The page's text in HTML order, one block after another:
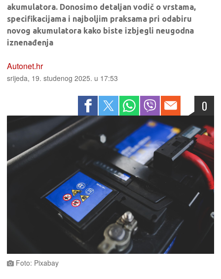
akumulatora. Donosimo detaljan vodič o vrstama,
specifikacijama i najboljim praksama pri odabiru
novog akumulatora kako biste izbjegli neugodna
iznenađenja
Autonet.hr
srijeda, 19. studenog 2025. u 17:53
0
Foto: Pixabay